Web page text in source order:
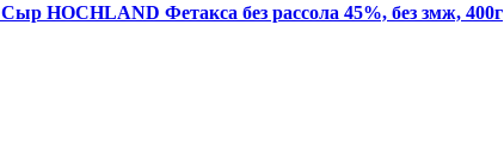
Сыр HOCHLAND Фетакса без рассола 45%, без змж, 400г